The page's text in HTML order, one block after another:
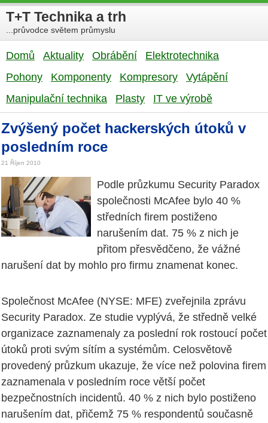
T+T Technika a trh
...průvodce světem průmyslu
Domů Aktuality Obrábění
Elektrotechnika
Pohony
Komponenty Kompresory
Vytápění
Manipulační technika
Plasty IT ve výrobě
Zvýšený počet hackerských útoků v
posledním roce
21 Říjen 2010
Podle průzkumu Security Paradox
společnosti McAfee bylo 40 %
středních firem postiženo
narušením dat. 75 % z nich je
přitom přesvědčeno, že vážné
narušení dat by mohlo pro firmu znamenat konec.
Společnost McAfee (NYSE: MFE) zveřejnila zprávu
Security Paradox. Ze studie vyplývá, že středně velké
organizace zaznamenaly za poslední rok rostoucí počet
útoků proti svým sítím a systémům. Celosvětově
provedený průzkum ukazuje, že více než polovina firem
zaznamenala v posledním roce větší počet
bezpečnostních incidentů. 40 % z nich bylo postiženo
narušením dat, přičemž 75 % respondentů současně